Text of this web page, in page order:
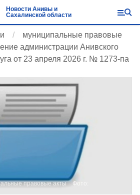
Новости Анивы и
Сахалинской области
муниципальные правовые
администрации Анивского
от 23 апреля 2026 г. № 1273-па
правовые акты Фото: